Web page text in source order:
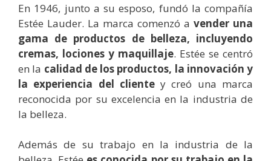
En 1946, junto a su esposo, fundó la compañía
Estée Lauder. La marca comenzó a vender una
gama de productos de belleza, incluyendo
cremas, lociones y maquillaje. Estée se centró
en la calidad de los productos, la innovación y
la experiencia del clientey creó una marca
reconocida por su excelencia en la industria de
la belleza.
Además de su trabajo en la industria de la